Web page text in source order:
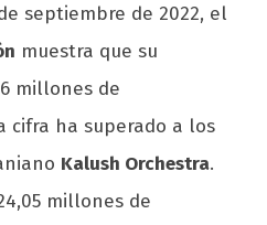
septiembre de 2022, el
muestra que su
millones de
cifra ha superado a los
Kalush Orchestra.
millones de